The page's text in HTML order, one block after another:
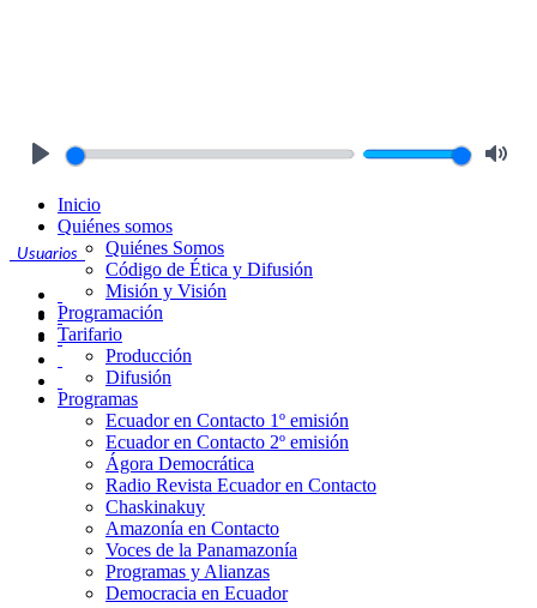
Usuarios
Inicio
Quiénes somos
Quiénes Somos
Código de Ética y Difusión
Misión y Visión
Programación
Tarifario
Producción
Difusión
Programas
Ecuador en Contacto 1º emisión
Ecuador en Contacto 2º emisión
Ágora Democrática
Radio Revista Ecuador en Contacto
Chaskinakuy
Amazonía en Contacto
Voces de la Panamazonía
Programas y Alianzas
Democracia en Ecuador